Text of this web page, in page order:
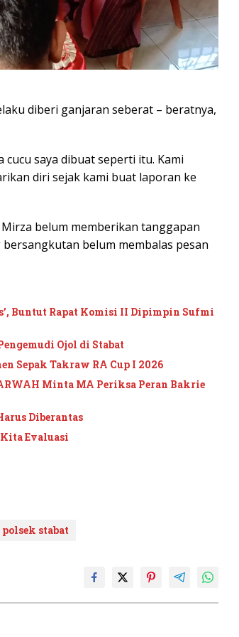
diberi ganjaran seberat – beratnya,
saya dibuat seperti itu. Kami
diri sejak kami buat laporan ke
belum memberikan tanggapan
belum membalas pesan
Buntut Rapat Komisi II Dipimpin Sufmi
Ojol di Stabat
Sepak Takraw RA Cup I 2026
Minta MA Periksa Peran Bakrie
Diberantas
Evaluasi
polsek stabat